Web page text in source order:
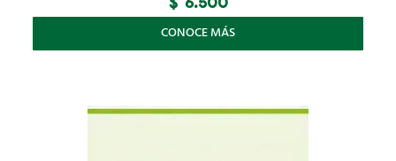
CONOCE MÁS